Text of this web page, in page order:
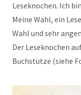
Leseknochen. Ich
Meine Wahl, ein
Wahl und sehr
Der Leseknochen
Buchstütze (siehe